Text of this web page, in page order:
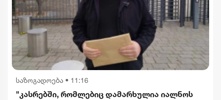
საზოგადოება • 11:16
"კასრებში, რომლებიც დამარხულია იალნოს